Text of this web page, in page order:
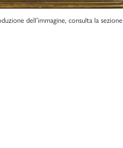
dell’immagine, consulta la sezione